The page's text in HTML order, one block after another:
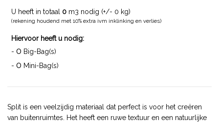
U heeft in totaal 0m3 nodig (+/- 0 kg)
(rekening houdend met 10% extra ivm inklinking en verlies)
Hiervoor heeft u nodig:
- 0 Big-Bag(s)
- 0 Mini-Bag(s)
Split is een veelzijdig materiaal dat perfect is voor het creëren
van buitenruimtes. Het heeft een ruwe textuur en een natuurlijke